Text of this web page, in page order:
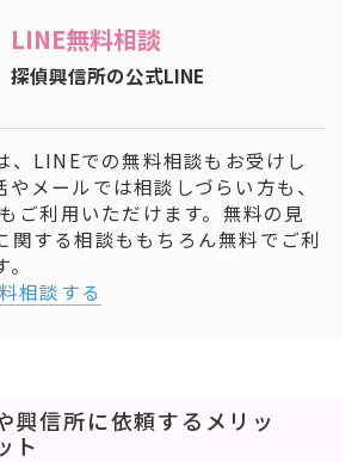
LINE無料相談
探偵興信所の公式LINE
、LINEでの無料相談もお受けし
やメールでは相談しづらい方も、
ご利用いただけます。無料の見
関する相談ももちろん無料でご利
相談する
興信所に依頼するメリッ
ト